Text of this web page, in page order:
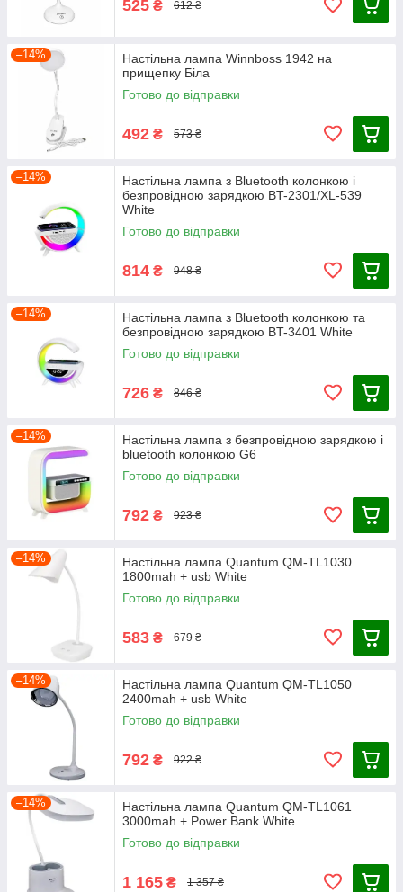
525 ₴ 612 ₴
–14%
Настільна лампа Winnboss 1942 на
прищепку Біла
Готово до відправки
492 ₴ 573 ₴
–14%
Настільна лампа з Bluetooth колонкою і
безпровідною зарядкою BT-2301/XL-539
White
Готово до відправки
814 ₴ 948 ₴
–14%
Настільна лампа з Bluetooth колонкою та
безпровідною зарядкою BT-3401 White
Готово до відправки
726 ₴ 846 ₴
–14%
Настільна лампа з безпровідною зарядкою і
bluetooth колонкою G6
Готово до відправки
792 ₴ 923 ₴
–14%
Настільна лампа Quantum QM-TL1030
1800mah + usb White
Готово до відправки
583 ₴ 679 ₴
–14%
Настільна лампа Quantum QM-TL1050
2400mah + usb White
Готово до відправки
792 ₴ 922 ₴
–14%
Настільна лампа Quantum QM-TL1061
3000mah + Power Bank White
Готово до відправки
1 165 ₴ 1 357 ₴